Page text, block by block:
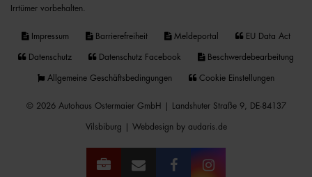
Irrtümer vorbehalten.
Impressum Barrierefreiheit Meldeportal EU Data Act
Datenschutz Datenschutz Facebook Beschwerdebearbeitung
Allgemeine Geschäftsbedingungen Cookie Einstellungen
© 2026 Autohaus Ostermaier GmbH | Landshuter Straße 9, DE-84137
Vilsbiburg | Webdesign by audaris.de